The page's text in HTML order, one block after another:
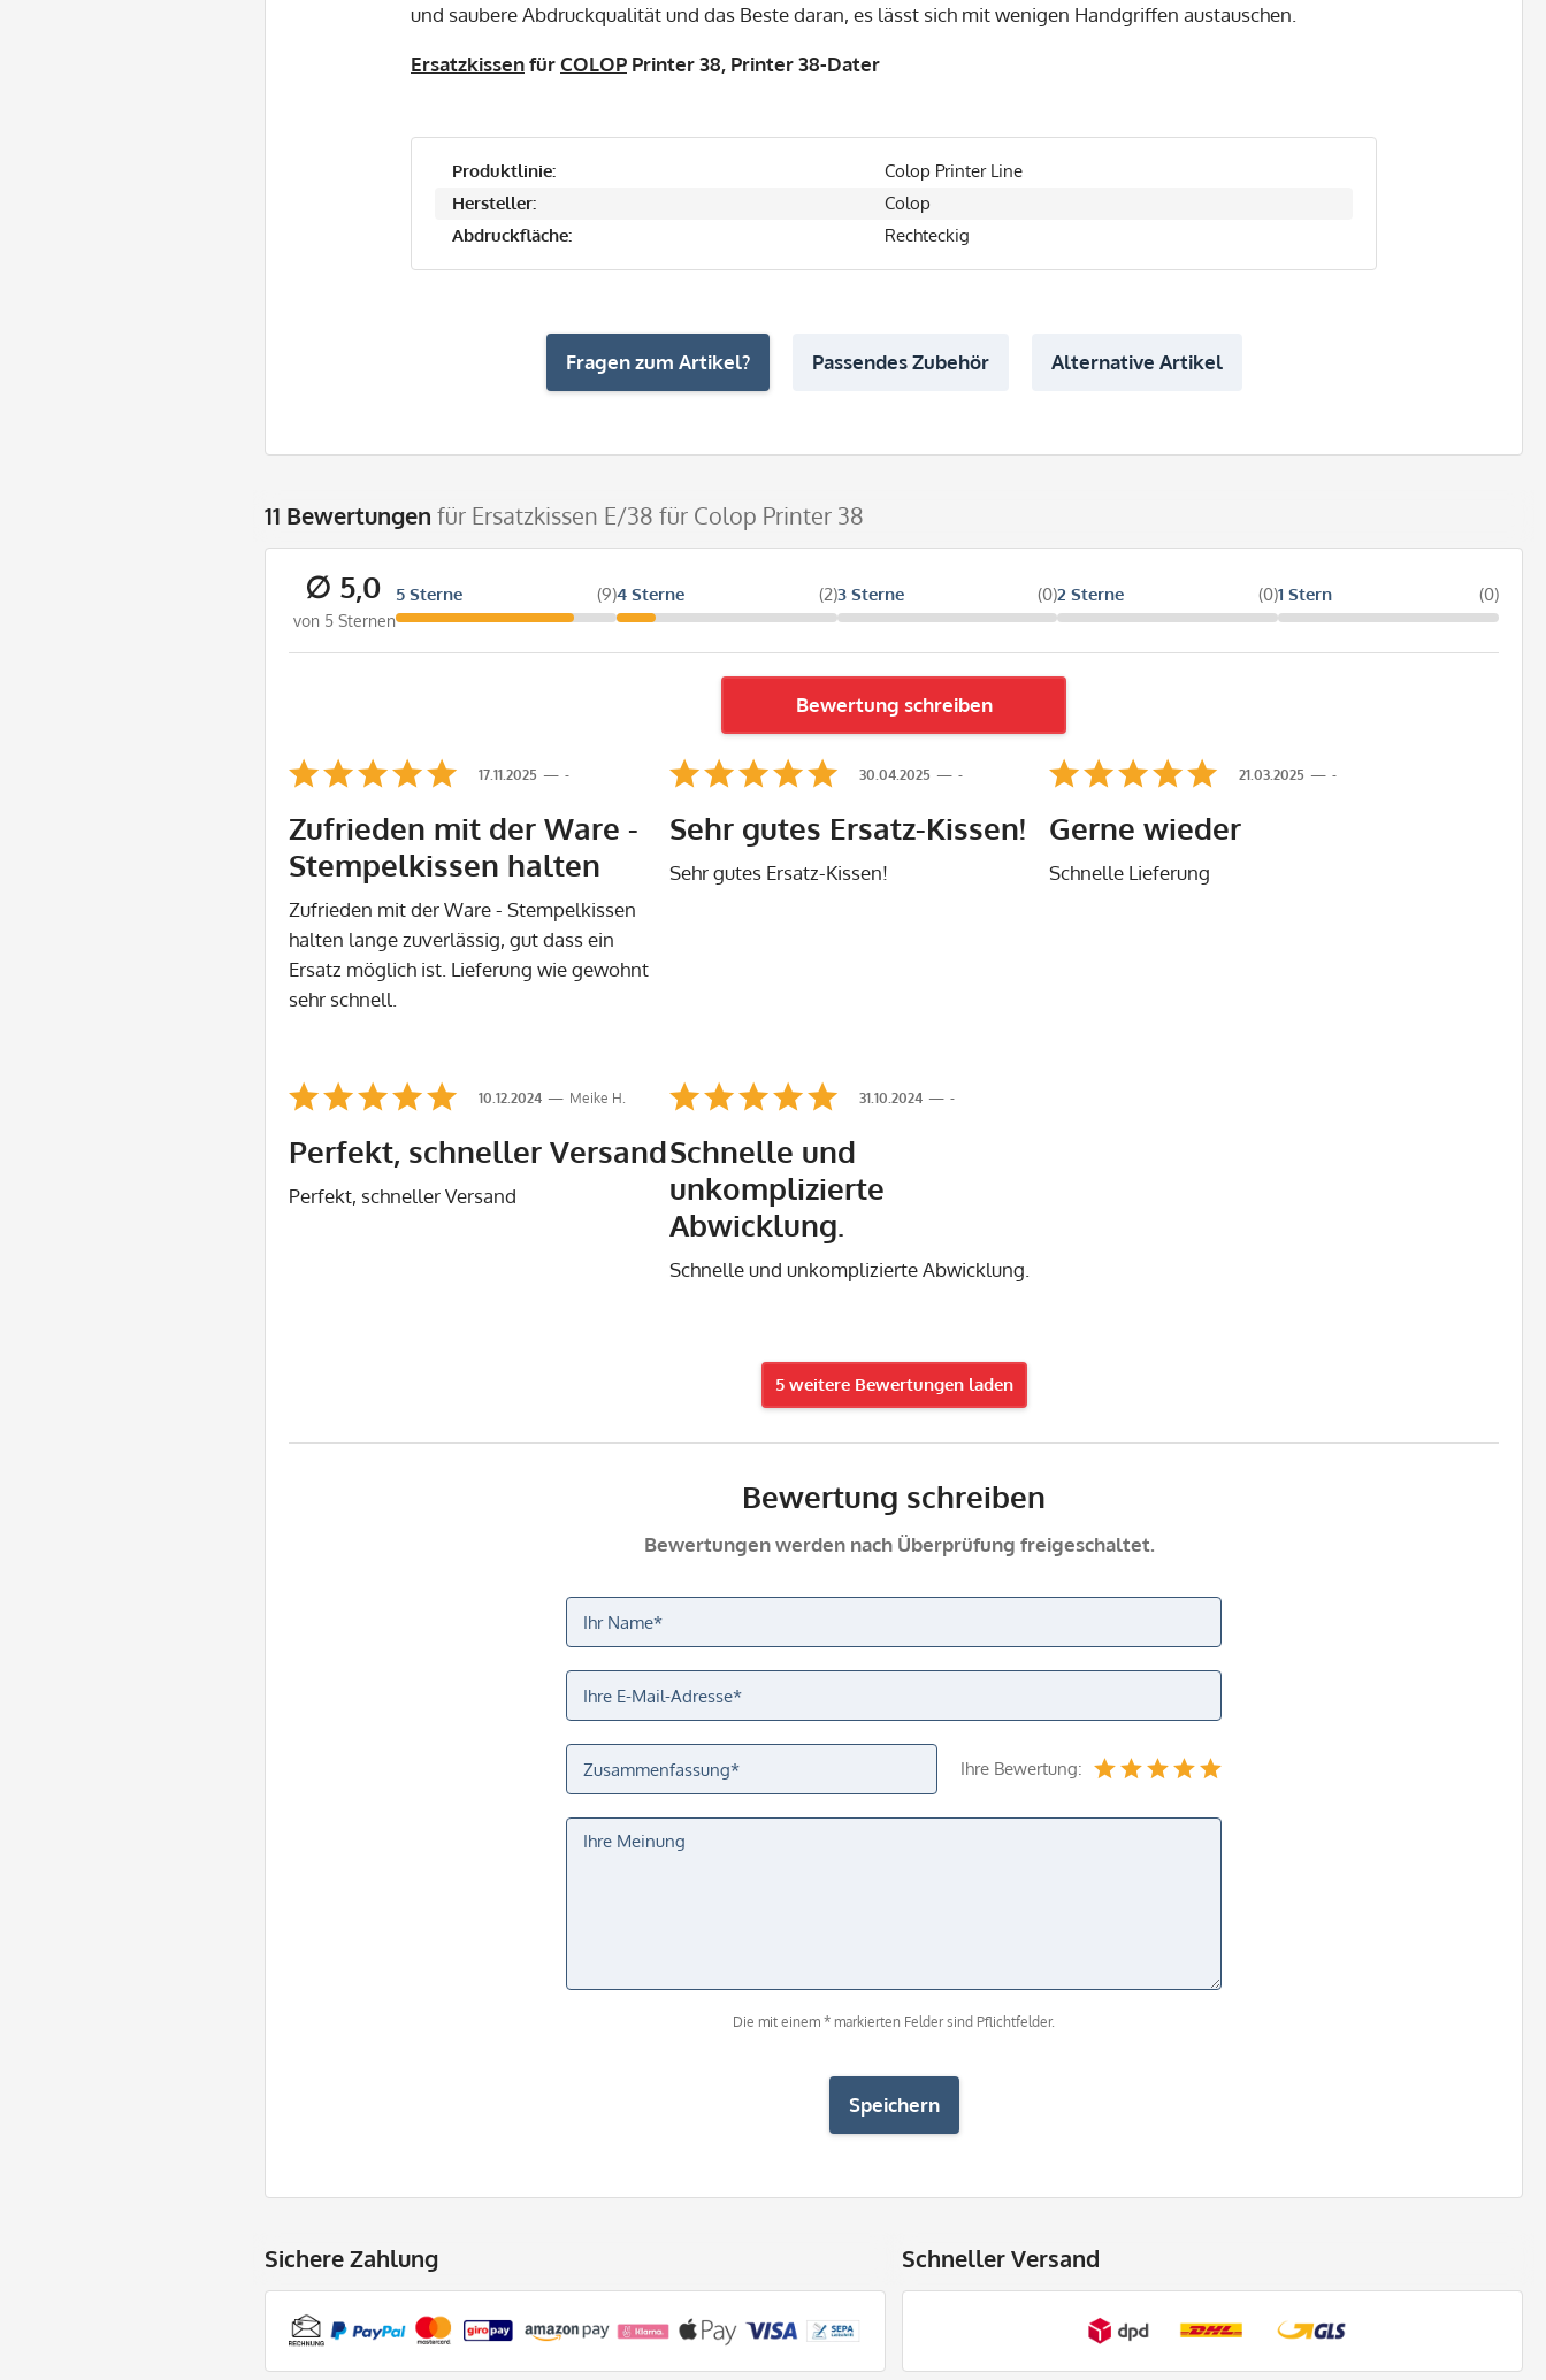
und saubere Abdruckqualität und das Beste daran, es lässt sich mit wenigen Handgriffen austauschen.
ErsatzkissenfürCOLOP Printer 38, Printer 38-Dater
Produktlinie:
Colop Printer Line
Hersteller:
Colop
Abdruckfläche:
Rechteckig
Fragen zum Artikel? Passendes Zubehör Alternative Artikel
11 Bewertungen für Ersatzkissen E/38 für Colop Printer 38
∅ 5,0
von 5 Sternen
5 Sterne (9)4 Sterne (2)3 Sterne (0)2 Sterne (0)1 Stern (0)
Bewertung schreiben
-
17.11.2025
Zufrieden mit der Ware -
Stempelkissen halten
Zufrieden mit der Ware - Stempelkissen
halten lange zuverlässig, gut dass ein
Ersatz möglich ist. Lieferung wie gewohnt
sehr schnell.
-
30.04.2025
Sehr gutes Ersatz-Kissen!
Sehr gutes Ersatz-Kissen!
-
21.03.2025
Gerne wieder
Schnelle Lieferung
Meike H.
10.12.2024
Perfekt, schneller Versand
Perfekt, schneller Versand
-
31.10.2024
Schnelle und
unkomplizierte
Abwicklung.
Schnelle und unkomplizierte Abwicklung.
5 weitere Bewertungen laden
Bewertung schreiben
Bewertungen werden nach Überprüfung freigeschaltet.
Ihre Bewertung:
Die mit einem * markierten Felder sind Pflichtfelder.
Speichern
Sichere Zahlung Schneller Versand